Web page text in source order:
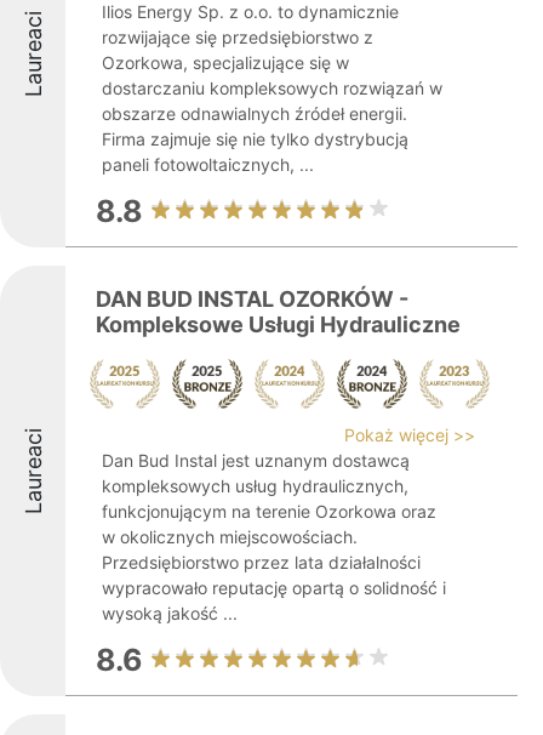
Laureaci
Ilios Energy Sp. z o.o. to dynamicznie
rozwijające się przedsiębiorstwo z
Ozorkowa, specjalizujące się w
dostarczaniu kompleksowych rozwiązań w
obszarze odnawialnych źródeł energii.
Firma zajmuje się nie tylko dystrybucją
paneli fotowoltaicznych, ...
8.8
Laureaci
DAN BUD INSTAL OZORKÓW -
Kompleksowe Usługi Hydrauliczne
Pokaż więcej >>
Dan Bud Instal jest uznanym dostawcą
kompleksowych usług hydraulicznych,
funkcjonującym na terenie Ozorkowa oraz
w okolicznych miejscowościach.
Przedsiębiorstwo przez lata działalności
wypracowało reputację opartą o solidność i
wysoką jakość ...
8.6